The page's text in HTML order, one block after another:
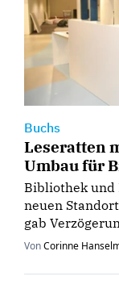
Buchs
Leseratten
Umbau für
Bibliothek und
neuen
gab
VonCorinne